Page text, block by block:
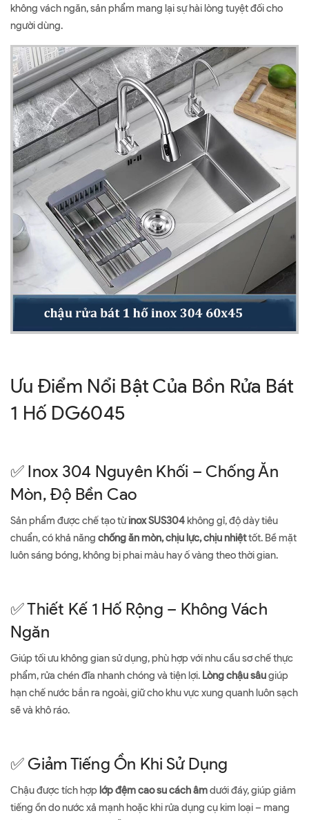
không vách ngăn, sản phẩm mang lại sự hài lòng tuyệt đối cho
người dùng.
Ưu Điểm Nổi Bật Của Bồn Rửa Bát
1 Hố DG6045
✅ Inox 304 Nguyên Khối – Chống Ăn
Mòn, Độ Bền Cao
Sản phẩm được chế tạo từinox SUS304không gỉ, độ dày tiêu
chuẩn, có khả năng chống ăn mòn, chịu lực, chịu nhiệttốt. Bề mặt
luôn sáng bóng, không bị phai màu hay ố vàng theo thời gian.
✅ Thiết Kế 1 Hố Rộng – Không Vách
Ngăn
Giúp tối ưu không gian sử dụng, phù hợp với nhu cầu sơ chế thực
phẩm, rửa chén đĩa nhanh chóng và tiện lợi. Lòng chậu sâugiúp
hạn chế nước bắn ra ngoài, giữ cho khu vực xung quanh luôn sạch
sẽ và khô ráo.
✅ Giảm Tiếng Ồn Khi Sử Dụng
Chậu được tích hợp lớp đệm cao su cách âmdưới đáy, giúp giảm
tiếng ồn do nước xả mạnh hoặc khi rửa dụng cụ kim loại – mang